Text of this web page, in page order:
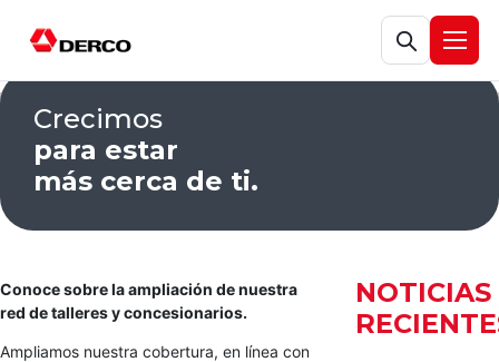
Abrir búsqueda
Abrir
Crecimos
para estar
más cerca de ti.
Conoce sobre la ampliación de nuestra
red de talleres y concesionarios.
Ampliamos nuestra cobertura, en línea con
NOTICIAS